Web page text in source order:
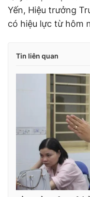
Yến, Hiệu trưởng
có hiệu lực từ hôm
Tin liên quan